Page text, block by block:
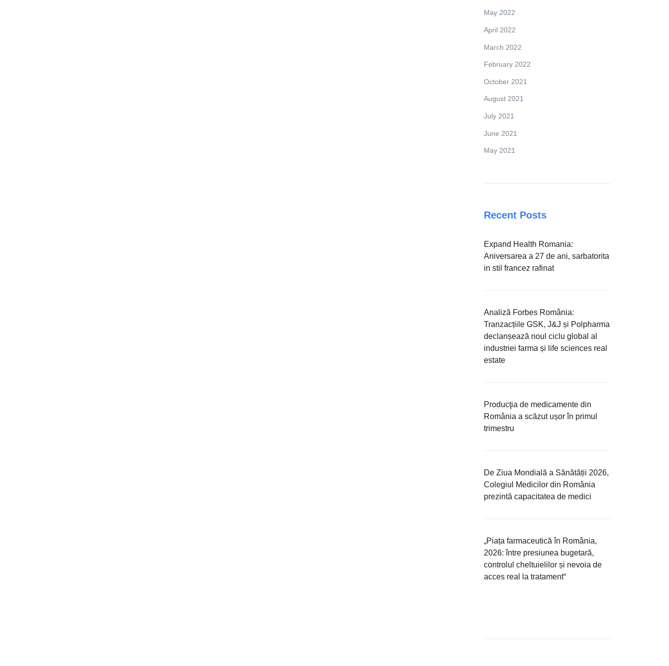
May 2022
April 2022
March 2022
February 2022
October 2021
August 2021
July 2021
June 2021
May 2021
Recent Posts
Expand Health Romania:
Aniversarea a 27 de ani, sarbatorita
in stil francez rafinat
Analiză Forbes România:
Tranzacțiile GSK, J&J și Polpharma
declanșează noul ciclu global al
industriei farma și life sciences real
estate
Producţia de medicamente din
România a scăzut ușor în primul
trimestru
De Ziua Mondială a Sănătății 2026,
Colegiul Medicilor din România
prezintă capacitatea de medici
„Piața farmaceutică în România,
2026: între presiunea bugetară,
controlul cheltuielilor și nevoia de
acces real la tratament“